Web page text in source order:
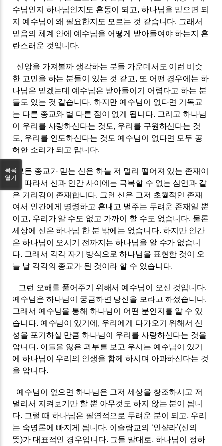
수님인지 하나님인지도 혼동이 되고, 하나님을 믿으면 되
지 예수님이 왜 필요한지도 모르는 것 같습니다. 그래서
믿음의 체계 안에 예수님을 어떻게 받아들여야 하는지 혼
란스러운 것입니다.
신앙을 가져볼까 생각하는 분들 가운데서도 이런 비슷
한 고민을 하는 분들이 있는 것 같고, 또 어떤 경우에는 하
나님은 믿겠는데 예수님은 받아들이기 어렵다고 하는 분
들도 있는 것 같습니다. 하지만 예수님이 없다면 기독교
는 다른 종교와 별 다른 점이 없게 됩니다. 그리고 하나님
이 우리를 사랑하신다는 것도, 우리를 구원하신다는 것
도, 우리를 인도하신다는 것도 예수님이 없다면 모두 공
허한 소리가 되고 맙니다.
모든 종교가 믿는 신은 하늘 저 멀리 떨어져 있는 존재이
고, 따라서 신과 인간 사이에는 극복할 수 없는 심연과 같
은 거리감이 존재합니다. 그런 신은 그저 초월적인 존재
여서 인간에게 명령하고 혼내고 벌주는 두려운 존재일 뿐
이고, 우리가 알 수도 없고 가까이 할 수도 없습니다. 물론
세상에 신은 하나님 한 분 밖에는 없습니다. 하지만 인간
은 하나님이 오시기 전까지는 하나님을 알 수가 없습니
다. 그래서 각각 자기 방식으로 하나님을 표현한 것이 오
늘 날 각각의 종교가 된 것이라 할 수 있습니다.
그런 오해를 풀어주기 위해서 예수님이 오신 것입니다.
예수님은 하나님이 궁금하면 당신을 보라고 하셨습니다.
그래서 예수님을 통해 하나님이 어떤 분인지를 알 수 있
습니다. 예수님이 있기에, 우리에게 다가오기 위해서 신
성을 포기하실 만큼 하나님이 우리를 사랑하신다는 것을
압니다. 아들을 잃은 과부를 보고 우시는 예수님이 있기
에 하나님이 우리의 인생을 함께 하시며 아파하신다는 것
을 압니다.
예수님이 없으면 하나님은 그저 세상을 창조하시고 저
멀리서 지켜보기만 할 뿐 아무것도 하지 않는 분이 됩니
다. 그럴 때 하나님은 필연적으로 두려운 분이 되고, 우리
는 숙명론에 빠지게 됩니다. 이슬람교의 ‘인샬라’(신의
뜻)가 대표적인 경우입니다. 그들 말대로, 하나님이 정하
목록
열기